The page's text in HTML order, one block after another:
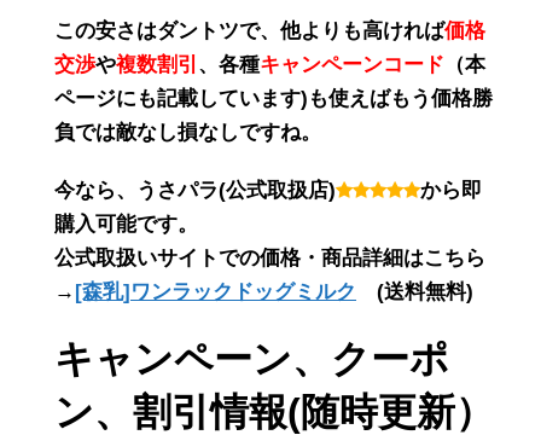
この安さはダントツで、他よりも高ければ価格
交渉や複数割引 、各種キャンペーンコード （本
ページにも記載しています)も使えばもう価格勝
負では敵なし損なしですね。
今なら、うさパラ(公式取扱店)
から即
購入可能です。
公式取扱いサイトでの価格・商品詳細はこちら
→ [森乳]ワンラックドッグミルク (送料無料)
キャンペーン、クーポ
ン、割引情報(随時更新）